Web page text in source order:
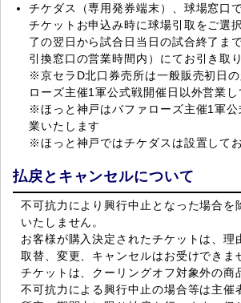
チケダス（専用発券端末）、球場窓口
チケットお申込み時に球場引取をご選
了の翌日から試合日当日の試合終了ま
引換窓口の営業時間内）にてお引き取
※京セラD北口券売所は一般販売初日
ローズ主催1軍公式戦開催日以外営業
※ほっと神戸はバファローズ主催1軍公
業いたします
※ほっと神戸ではチケダスは設置してお
払戻とキャンセルについて
不可抗力により興行中止となった場合を
いたしません。
お客様が購入決定されたチケットは、理
取替、変更、キャンセルはお受けできま
チケットは、クーリングオフ対象外の商
不可抗力による興行中止の場合等は主催